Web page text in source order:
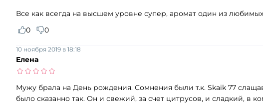
Все как всегда на высшем уровне супер, аромат один из
0
0
Елена
10 ноября 2019 в 18:18
Мужу брала на День рождения. Сомнения были т.к. Skaik 77
было сказанно так. Он и свежий, за счет цитрусов, и сладкий, в